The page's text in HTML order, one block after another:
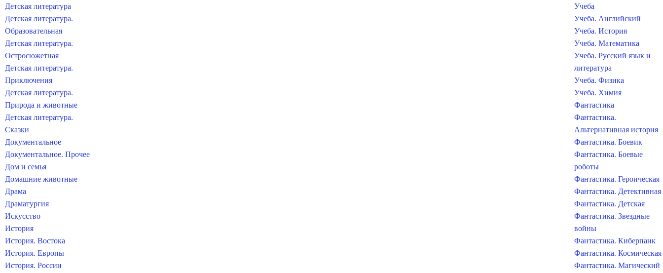
Детская литература
Детская литература.
Образовательная
Детская литература.
Остросюжетная
Детская литература.
Приключения
Детская литература.
Природа и животные
Детская литература.
Сказки
Документальное
Документальное. Прочее
Дом и семья
Домашние животные
Драма
Драматургия
Искусство
История
История. Востока
История. Европы
История. России
Учеба
Учеба. Английский
Учеба. История
Учеба. Математика
Учеба. Русский язык и
литература
Учеба. Физика
Учеба. Химия
Фантастика
Фантастика.
Альтернативная история
Фантастика. Боевик
Фантастика. Боевые
роботы
Фантастика. Героическая
Фантастика. Детективная
Фантастика. Детская
Фантастика. Звездные
войны
Фантастика. Киберпанк
Фантастика. Космическая
Фантастика. Магический